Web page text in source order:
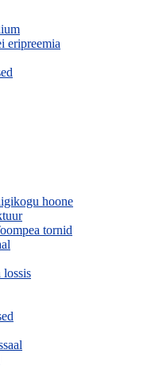
eripreemia
hoone
tornid